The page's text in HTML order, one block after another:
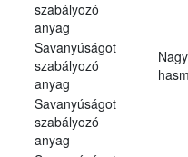
szabályozó
anyag
Savanyúságot
szabályozó
anyag
Savanyúságot
szabályozó
anyag